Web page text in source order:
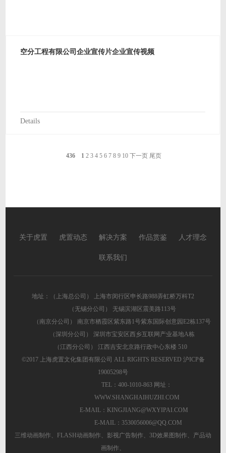
空分工程有限公司企业宣传片企业宣传视频
Details
436 1 2 3 4 5 6 7 8 9 10 下一页 尾页
关于虎置 虎置动态 解决方案 作品赏鉴 人才理念
联系我们
地址：（上海总公司） 上海市闵行区申长路988弄虹桥万科T2
（无锡分公司） 无锡滨湖区震美路113号
（南京分公司） 南京市栖霞区紫东路1号紫东国际创意园E2栋137号
（深圳分公司） 深圳市宝安区西乡互联网产业基地A栋
（江西分公司） 江西吉安北京路行政中心东楼 510
©2017 上海虎置文化集团有限公司 ALL RIGHTS RESERVED 沪ICP备
19005298号
TEL：400-1010-863 网址：
WWW.SHANGHAIHUZHI.COM
E-MAIL：KINGJIANG@WXYIPAI.COM
E-MAIL：3530056006@QQ.COM
三维动画制作 、 FLASH动画制作 、 影视广告制作 、 3D效果图制作 、 产品动
画制作 、